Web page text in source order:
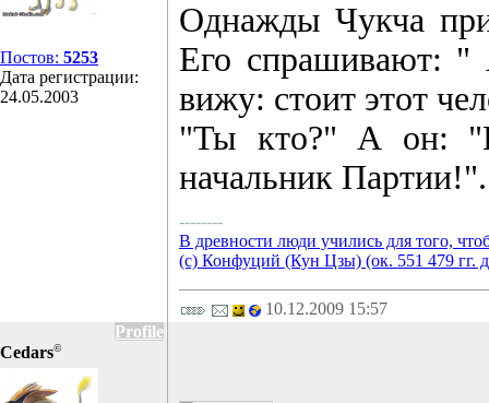
Постов: 5253
Дата регистрации:
24.05.2003
Однажды Чукча
Его спрашивают: "
вижу: стоит этот
"Ты кто?" А он:
начальник Партии!".
--------
В древности люди учились для того,
(с) Конфуций (Кун Цзы) (ок. 551 479 гг.
10.12.2009 15:57
Profile
Cedars©